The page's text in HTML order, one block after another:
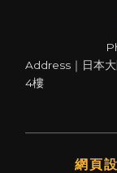
Address｜日本大
4樓
網頁